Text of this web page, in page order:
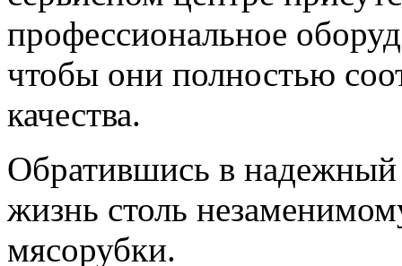
профессиональное
чтобы они полностью
качества.
Обратившись в
жизнь столь
мясорубки.